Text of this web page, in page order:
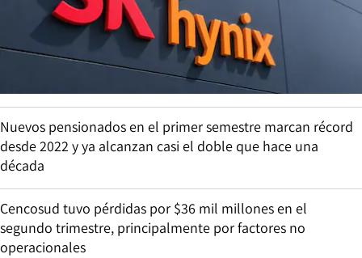
Nuevos pensionados en el primer semestre marcan récord
desde 2022 y ya alcanzan casi el doble que hace una
década
Cencosud tuvo pérdidas por $36 mil millones en el
segundo trimestre, principalmente por factores no
operacionales